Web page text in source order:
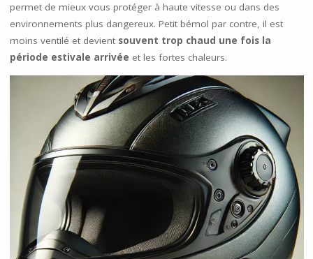
permet de mieux vous protéger à haute vitesse ou dans des
environnements plus dangereux. Petit bémol par contre, il est
moins ventilé et devient souvent trop chaud une fois la
période estivale arrivée et les fortes chaleurs.